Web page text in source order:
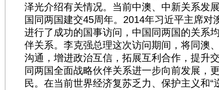
泽光介绍有关情况。当前中澳、中新关系发
国同两国建交45周年。2014年习近平主席对
进行了成功的国事访问，中国同两国的关系
伴关系。李克强总理这次访问期间，将同澳
沟通，增进政治互信，拓展互利合作，提升
同两国全面战略伙伴关系进一步向前发展，
民。在当前世界经济复苏乏力、保护主义和“